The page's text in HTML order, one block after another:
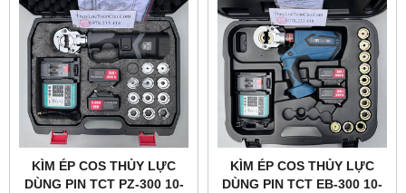
KÌM ÉP COS THỦY LỰC
DÙNG PIN TCT PZ-300 10-
KÌM ÉP COS THỦY LỰC
DÙNG PIN TCT EB-300 10-